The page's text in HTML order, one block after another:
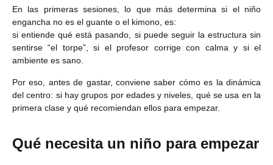
En las primeras sesiones, lo que más determina si el niño
engancha no es el guante o el kimono, es:
si entiende qué está pasando, si puede seguir la estructura sin
sentirse “el torpe”, si el profesor corrige con calma y si el
ambiente es sano.
Por eso, antes de gastar, conviene saber cómo es la dinámica
del centro: si hay grupos por edades y niveles, qué se usa en la
primera clase y qué recomiendan ellos para empezar.
Qué necesita un niño para empezar